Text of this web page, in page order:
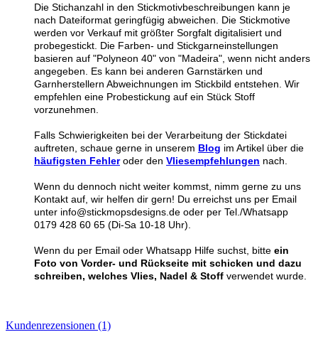
Die Stichanzahl in den Stickmotivbeschreibungen kann je
nach Dateiformat geringfügig abweichen. Die Stickmotive
werden vor Verkauf mit größter Sorgfalt digitalisiert und
probegestickt. Die Farben- und Stickgarneinstellungen
basieren auf "Polyneon 40" von "Madeira", wenn nicht anders
angegeben. Es kann bei anderen Garnstärken und
Garnherstellern Abweichnungen im Stickbild entstehen. Wir
empfehlen eine Probestickung auf ein Stück Stoff
vorzunehmen.
Falls Schwierigkeiten bei der Verarbeitung der Stickdatei
auftreten, schaue gerne in unserem Blog im Artikel über die
häufigsten Fehleroder den Vliesempfehlungen nach.
Wenn du dennoch nicht weiter kommst, nimm gerne zu uns
Kontakt auf, wir helfen dir gern! Du erreichst uns per Email
unter info@stickmopsdesigns.de oder per Tel./Whatsapp
0179 428 60 65 (Di-Sa 10-18 Uhr).
Wenn du per Email oder Whatsapp Hilfe suchst, bitte ein
Foto von Vorder- und Rückseite mit schicken und dazu
schreiben, welches Vlies, Nadel & Stoff verwendet wurde.
Kundenrezensionen (1)